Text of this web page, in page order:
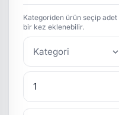
Kategoriden ürün seçip
bir kez eklenebilir.
Kategori